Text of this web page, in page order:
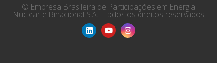
© Empresa Brasileira de Participações em Energia
Nuclear e Binacional S.A.- Todos os direitos reservados